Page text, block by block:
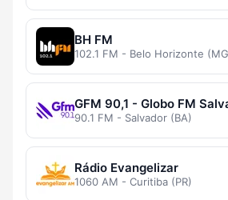
BH FM
102.1 FM - Belo Horizonte
GFM 90,1 - Globo FM
90.1 FM - Salvador (BA)
Rádio Evangelizar
1060 AM - Curitiba (PR)